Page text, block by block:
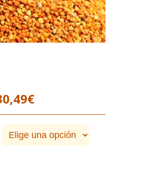
€Rango
de
precios:
desde